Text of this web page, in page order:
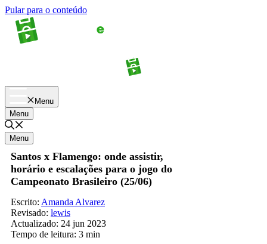
Pular para o conteúdo
Menu
Menu
Menu
Santos x Flamengo: onde assistir,
horário e escalações para o jogo do
Campeonato Brasileiro (25/06)
Escrito: Amanda Alvarez
Revisado: lewis
Actualizado: 24 jun 2023
Tempo de leitura: 3 min